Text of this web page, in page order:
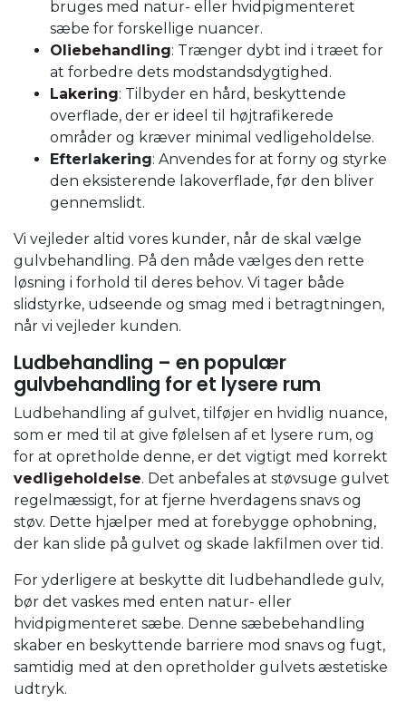
bruges med natur- eller hvidpigmenteret
sæbe for forskellige nuancer.
Oliebehandling: Trænger dybt ind i træet for
at forbedre dets modstandsdygtighed.
Lakering: Tilbyder en hård, beskyttende
overflade, der er ideel til højtrafikerede
områder og kræver minimal vedligeholdelse.
Efterlakering: Anvendes for at forny og styrke
den eksisterende lakoverflade, før den bliver
gennemslidt.
​Vi vejleder altid vores kunder, når de skal vælge
gulvbehandling. På den måde vælges den rette
løsning i forhold til deres behov. Vi tager både
slidstyrke, udseende og smag med i betragtningen,
når vi vejleder kunden.
Ludbehandling – en populær
gulvbehandling for et lysere rum
Ludbehandling af gulvet, tilføjer en hvidlig nuance,
som er med til at give følelsen af et lysere rum, og
for at opretholde denne, er det vigtigt med korrekt
vedligeholdelse. Det anbefales at støvsuge gulvet
regelmæssigt, for at fjerne hverdagens snavs og
støv. Dette hjælper med at forebygge ophobning,
der kan slide på gulvet og skade lakfilmen over tid.
For yderligere at beskytte dit ludbehandlede gulv,
bør det vaskes med enten natur- eller
hvidpigmenteret sæbe. Denne sæbebehandling
skaber en beskyttende barriere mod snavs og fugt,
samtidig med at den opretholder gulvets æstetiske
udtryk.